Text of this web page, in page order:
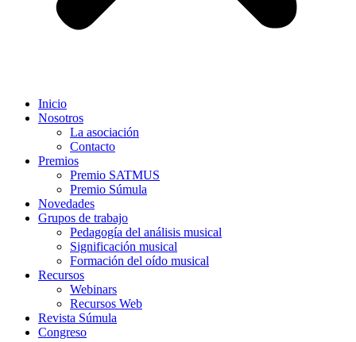
Inicio
Nosotros
La asociación
Contacto
Premios
Premio SATMUS
Premio Súmula
Novedades
Grupos de trabajo
Pedagogía del análisis musical
Significación musical
Formación del oído musical
Recursos
Webinars
Recursos Web
Revista Súmula
Congreso